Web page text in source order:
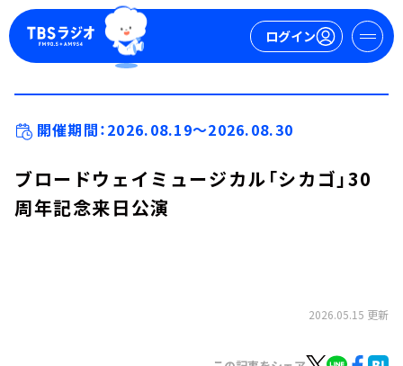
ログイン
開催期間：2026.08.19～2026.08.30
ブロードウェイミュージカル「シカゴ」30
周年記念来日公演
2026.05.15 更新